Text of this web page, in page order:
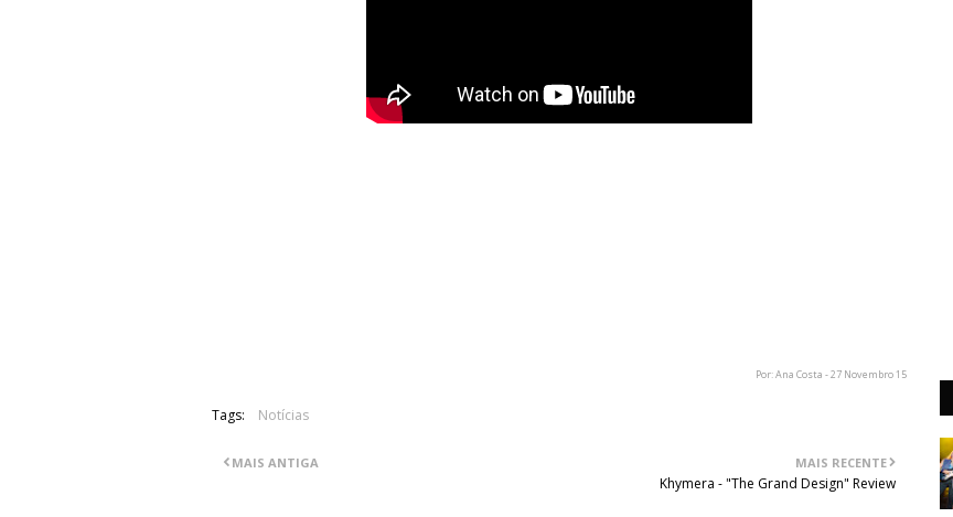
Por: Ana Costa - 27 Novembro 15
Tags: Notícias
MAIS RECENTE
Khymera - "The Grand Design" Review
MAIS ANTIGA